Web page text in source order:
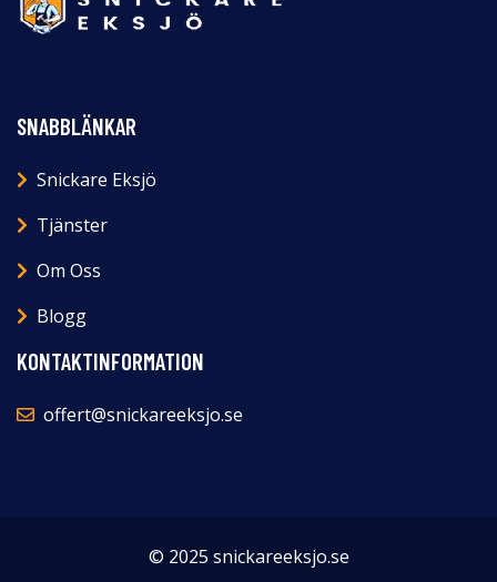
SNABBLÄNKAR
Snickare Eksjö
Tjänster
Om Oss
Blogg
KONTAKTINFORMATION
offert@snickareeksjo.se
© 2025 snickareeksjo.se